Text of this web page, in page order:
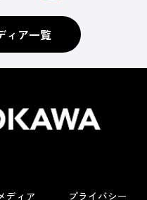
ィア一覧
ディア プライバシー